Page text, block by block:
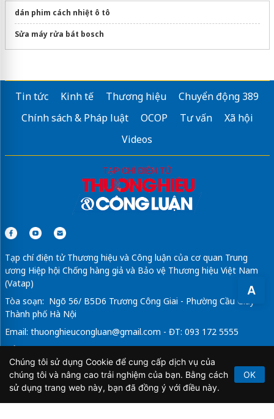
A
dán phim cách nhiệt ô tô
Sửa máy rửa bát bosch
Tin tức Kinh tế Thương hiệu
Chuyển động 389
Chính sách & Pháp luật
OCOP Tư vấn
Xã hội
Videos
Tạp chí điện tử Thương hiệu và Công luận của cơ quan Trung
ương Hiệp hội Chống hàng giả và Bảo vệ Thương hiệu Việt Nam
(Vatap)
Tòa soạn: Ngõ 56/ B5D6 Trương Công Giai - Phường Cầu Giấy -
Thành phố Hà Nội
Email: thuonghieucongluan@gmail.com - ĐT: 093 172 5555
Tổng Biên Tập: Vũ Đức Thuận
Giấy phép hoạt động báo chí điện tử số 64/GP-BTTTT do Bộ
Thông tin và Truyền thông cấp ngày 21/2/2020.
Chúng tôi sử dụng Cookie để cung cấp dịch vụ của
chúng tôi và nâng cao trải nghiệm của bạn. Bằng cách
sử dụng trang web này, bạn đã đồng ý với điều này.
OK